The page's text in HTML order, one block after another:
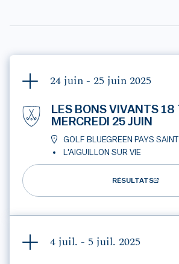
24 juin - 25 juin 2025
LES BONS VIVANTS 18
MERCREDI 25 JUIN
GOLF BLUEGREEN PAYS
L'AIGUILLON SUR VIE
RÉSULTATS
4 juil. - 5 juil. 2025